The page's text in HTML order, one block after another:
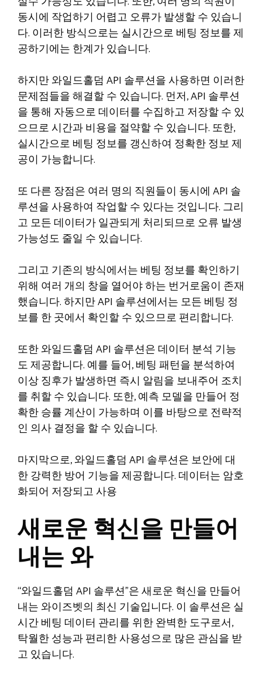
동시에 작업하기 어렵고 오류가 발생할 수 있습니
다. 이러한 방식으로는 실시간으로 베팅 정보를 제
공하기에는 한계가 있습니다.
하지만 와일드홀덤 API 솔루션을 사용하면 이러한
문제점들을 해결할 수 있습니다. 먼저, API 솔루션
을 통해 자동으로 데이터를 수집하고 저장할 수 있
으므로 시간과 비용을 절약할 수 있습니다. 또한,
실시간으로 베팅 정보를 갱신하여 정확한 정보 제
공이 가능합니다.
또 다른 장점은 여러 명의 직원들이 동시에 API 솔
루션을 사용하여 작업할 수 있다는 것입니다. 그리
고 모든 데이터가 일관되게 처리되므로 오류 발생
가능성도 줄일 수 있습니다.
그리고 기존의 방식에서는 베팅 정보를 확인하기
위해 여러 개의 창을 열어야 하는 번거로움이 존재
했습니다. 하지만 API 솔루션에서는 모든 베팅 정
보를 한 곳에서 확인할 수 있으므로 편리합니다.
또한 와일드홀덤 API 솔루션은 데이터 분석 기능
도 제공합니다. 예를 들어, 베팅 패턴을 분석하여
이상 징후가 발생하면 즉시 알림을 보내주어 조치
를 취할 수 있습니다. 또한, 예측 모델을 만들어 정
확한 승률 계산이 가능하며 이를 바탕으로 전략적
인 의사 결정을 할 수 있습니다.
마지막으로, 와일드홀덤 API 솔루션은 보안에 대
한 강력한 방어 기능을 제공합니다. 데이터는 암호
화되어 저장되고 사용
새로운 혁신을 만들어
내는 와
“와일드홀덤 API 솔루션”은 새로운 혁신을 만들어
내는 와이즈벳의 최신 기술입니다. 이 솔루션은 실
시간 베팅 데이터 관리를 위한 완벽한 도구로서,
탁월한 성능과 편리한 사용성으로 많은 관심을 받
고 있습니다.